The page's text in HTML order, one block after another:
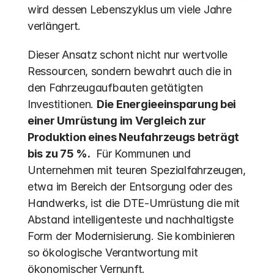
wird dessen Lebenszyklus um viele Jahre
verlängert.
Dieser Ansatz schont nicht nur wertvolle
Ressourcen, sondern bewahrt auch die in
den Fahrzeugaufbauten getätigten
Investitionen. Die Energieeinsparung bei
einer Umrüstung im Vergleich zur
Produktion eines Neufahrzeugs beträgt
bis zu 75 %.
  Für Kommunen und
Unternehmen mit teuren Spezialfahrzeugen,
etwa im Bereich der Entsorgung oder des
Handwerks, ist die DTE-Umrüstung die mit
Abstand intelligenteste und nachhaltigste
Form der Modernisierung. Sie kombinieren
so ökologische Verantwortung mit
ökonomischer Vernunft.